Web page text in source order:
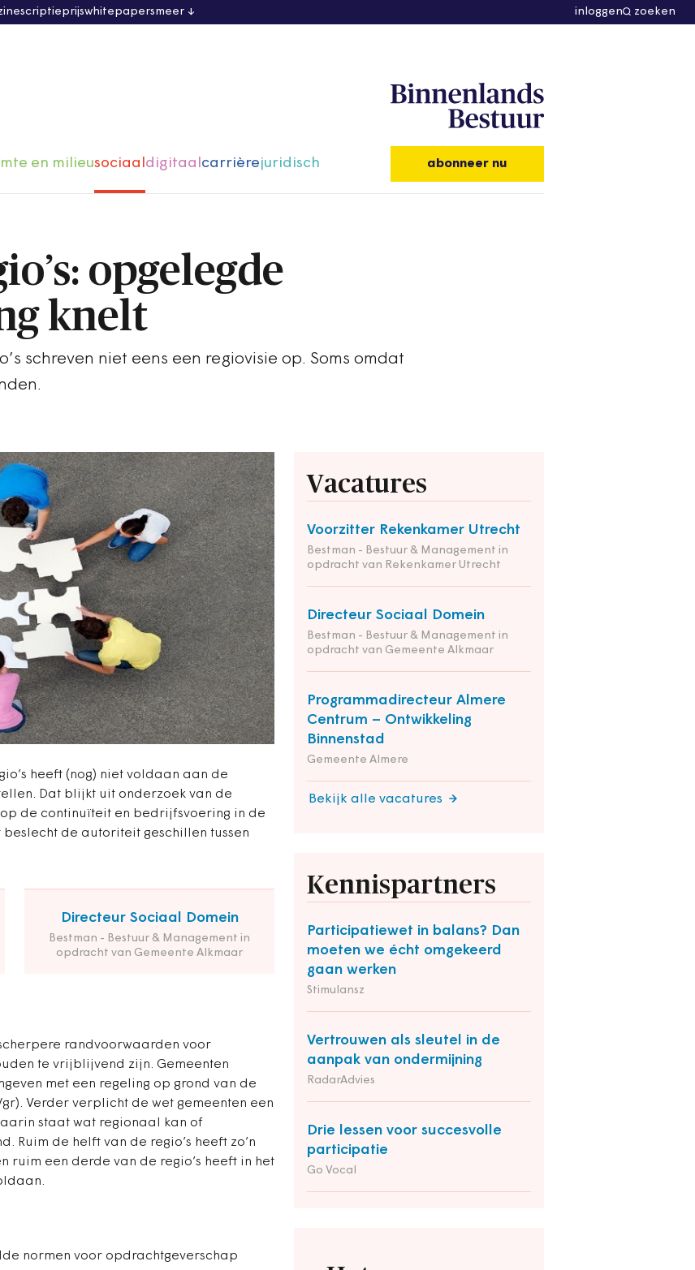
scriptieprijswhitepapersmeer inloggen zoeken
en milieusociaaldigitaalcarrièrejuridisch abonneer nu
opgelegde
knelt
schreven niet eens een regiovisie op. Soms omdat
heeft (nog) niet voldaan aan de
Dat blijkt uit onderzoek van de
de continuïteit en bedrijfsvoering in de
de autoriteit geschillen tussen
Directeur Sociaal Domein
Bestman - Bestuur & Management in
opdracht van Gemeente Alkmaar
randvoorwaarden voor
te vrijblijvend zijn. Gemeenten
met een regeling op grond van de
Verder verplicht d e wet gemeenten een
staat wat regionaal kan of
Ruim de helft van de regio’s heeft zo’n
ruim een derde van de regio’s heeft in het
Vacatures
Voorzitter Rekenkamer Utrecht
Bestman - Bestuur & Management in
opdracht van Rekenkamer Utrecht
Directeur Sociaal Domein
Bestman - Bestuur & Management in
opdracht van Gemeente Alkmaar
Programmadirecteur Almere
Centrum – Ontwikkeling
Binnenstad
Gemeente Almere
Bekijk alle vacatures
Kennispartners
Participatiewet in balans? Dan
moeten we écht omgekeerd
gaan werken
Stimulansz
Vertrouwen als sleutel in de
aanpak van ondermijning
RadarAdvies
Drie lessen voor succesvolle
participatie
Go Vocal
normen voor opdrachtgeverschap